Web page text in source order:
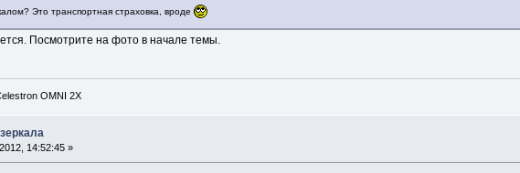
Это транспортная страховка, вроде
Посмотрите на фото в начале темы.
OMNI 2X
14:52:45 »